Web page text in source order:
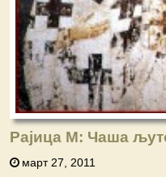
Рајица М: Чаша
март 27, 2011